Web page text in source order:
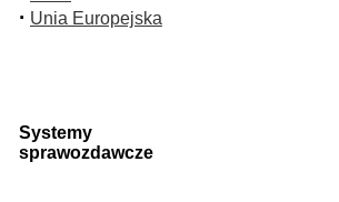
· Unia Europejska
Systemy
sprawozdawcze